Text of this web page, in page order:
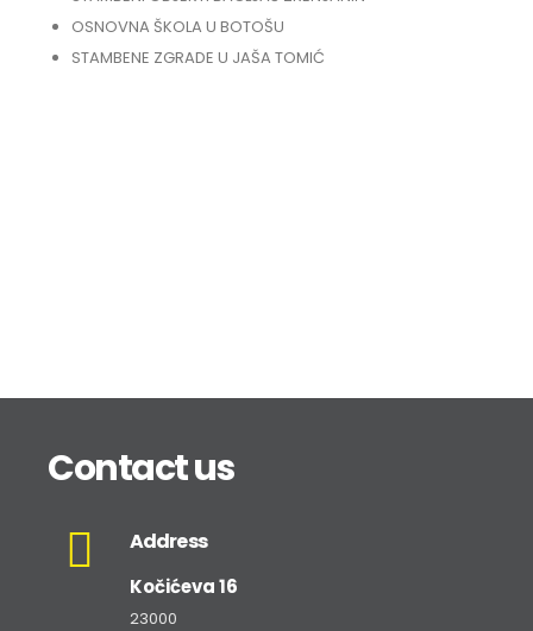
OSNOVNA ŠKOLA U BOTOŠU
STAMBENE ZGRADE U JAŠA TOMIĆ
Contact us
Address
Kočićeva 16
23000